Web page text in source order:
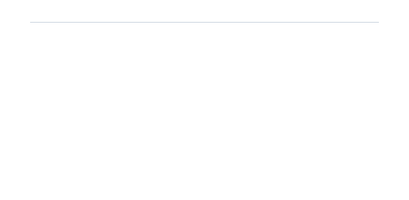
2026